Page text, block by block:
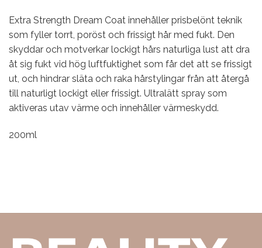
Extra Strength Dream Coat innehåller prisbelönt teknik
som fyller torrt, poröst och frissigt hår med fukt. Den
skyddar och motverkar lockigt hårs naturliga lust att dra
åt sig fukt vid hög luftfuktighet som får det att se frissigt
ut, och hindrar släta och raka hårstylingar från att återgå
till naturligt lockigt eller frissigt. Ultralätt spray som
aktiveras utav värme och innehåller värmeskydd.
200ml